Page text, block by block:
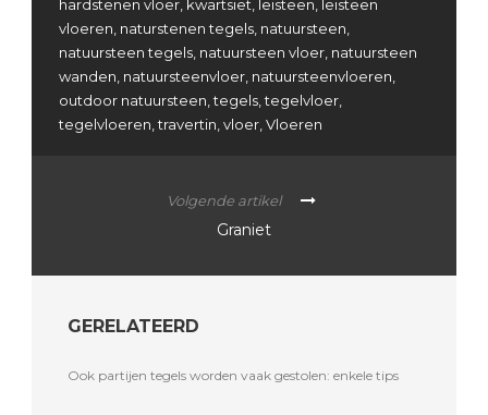
hardstenen vloer, kwartsiet, leisteen, leisteen
vloeren, naturstenen tegels, natuursteen,
natuursteen tegels, natuursteen vloer, natuursteen
wanden, natuursteenvloer, natuursteenvloeren,
outdoor natuursteen,tegels,tegelvloer,
tegelvloeren,travertin,vloer,Vloeren
Volgende artikel
Graniet
GERELATEERD
Ook partijen tegels worden vaak gestolen: enkele tips